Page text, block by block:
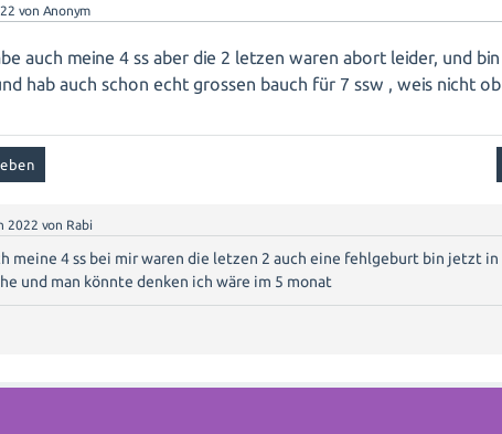
vonAnonym
auch meine 4 ss aber die 2 letzen waren abort leider, und bin
hab auch schon echt grossen bauch für 7 ssw , weis nicht ob
2022 von Rabi
meine 4 ss bei mir waren die letzen 2 auch eine fehlgeburt bin jetzt in
und man könnte denken ich wäre im 5 monat